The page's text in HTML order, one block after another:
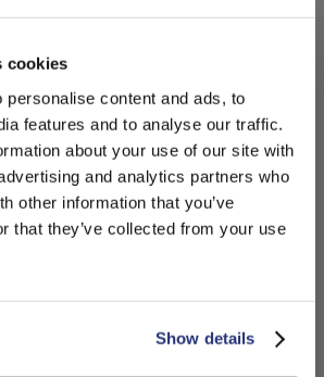
cookies
personalise content and ads, to
features and to analyse our traffic.
about your use of our site with
and analytics partners who
other information that you’ve
that they’ve collected from your use
Show details
YOUR COUNTRY
are browsing from United States, do
STAY HERE
à l'art. 59 du Code de la
(Décret législatif n° 206/2005
successives), le droit de
exclu pour les biens scellés
pas à être retournés pour
ou liées à la protection
ont été ouverts après la
sanitaire, il n'est pas possible